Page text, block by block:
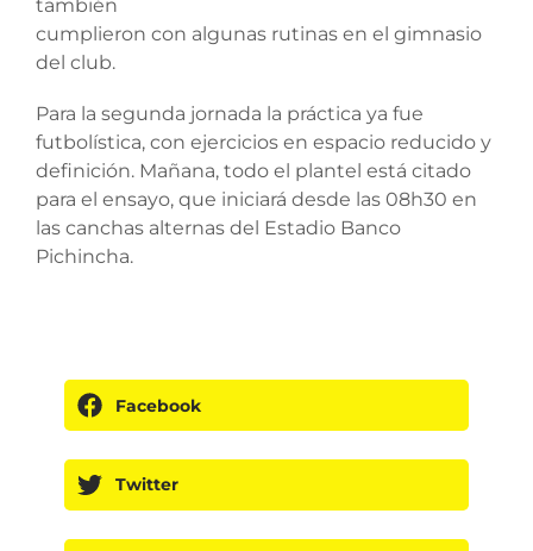
también
cumplieron con algunas rutinas en el gimnasio
del club.
Para la segunda jornada la práctica ya fue
futbolística, con ejercicios en espacio reducido y
definición. Mañana, todo el plantel está citado
para el ensayo, que iniciará desde las 08h30 en
las canchas alternas del Estadio Banco
Pichincha.
Facebook
Twitter